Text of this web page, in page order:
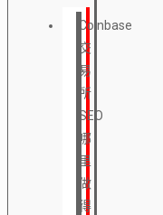
Coinbase
交
易
所
SEO
哪
里
做
得